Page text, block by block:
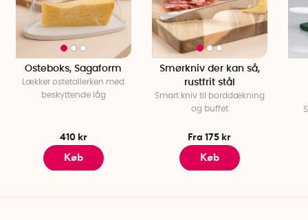
Osteboks, Sagaform
Lækker ostetallerken med
beskyttende låg
410 kr
Køb
Smørkniv der kan så,
rustfrit stål
Smart kniv til borddækning
og buffet
Fra 175 kr
Køb